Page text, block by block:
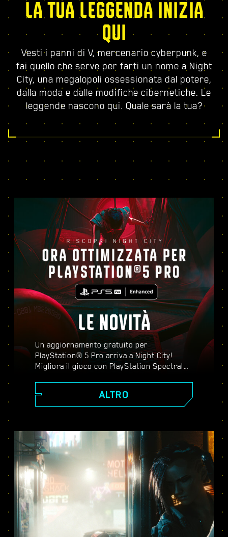
LA TUA LEGGENDA INIZIA
QUI
Vesti i panni di V, mercenario cyberpunk, e
fai quello che serve per farti un nome a Night
City, una megalopoli ossessionata dal potere,
dalla moda e dalle modifiche cibernetiche. Le
leggende nascono qui. Quale sarà la tua?
LE NOVITÀ
Un aggiornamento gratuito per
PlayStation® 5 Pro arriva a Night City!
Migliora il gioco con PlayStation Spectral
elevate e tanto altro ancora. Scegli tra tre
modalità grafiche: Prestazioni, Ray tracing
perfezionata, un'azione più fluida e tutto il
meglio che Cyberpunk 2077 può offrirti su
PS5® Pro.
ALTRO